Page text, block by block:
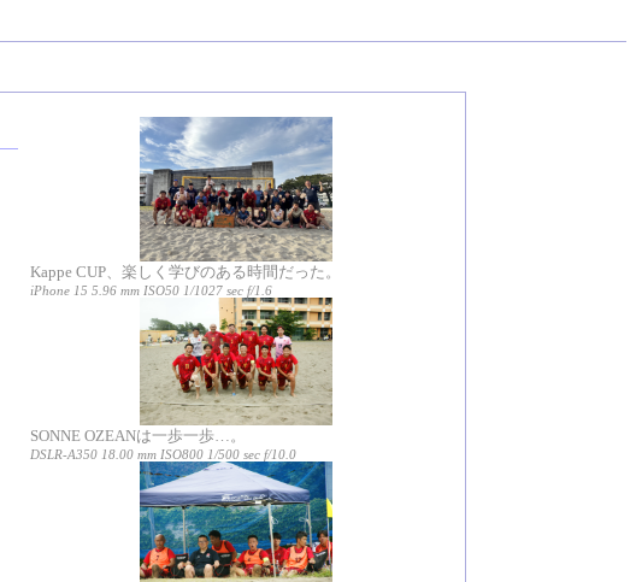
Kappe CUP、楽しく学びのある時間だった。
iPhone 15 5.96 mm ISO50 1/1027 sec f/1.6
SONNE OZEANは一歩一歩…。
DSLR-A350 18.00 mm ISO800 1/500 sec f/10.0